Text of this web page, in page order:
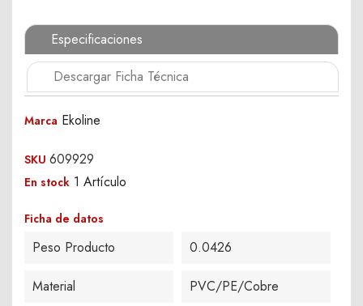
Especificaciones
Descargar Ficha Técnica
Marca Ekoline
SKU 609929
En stock 1 Artículo
Ficha de datos
Peso Producto 0.0426
Material PVC/PE/Cobre